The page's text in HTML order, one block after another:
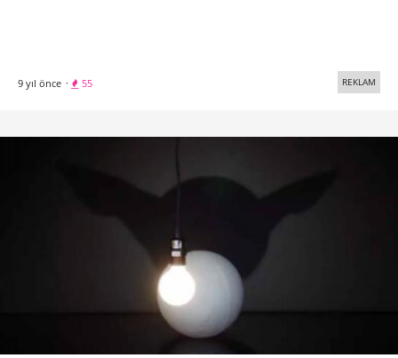
9 yıl önce · 55 REKLAM